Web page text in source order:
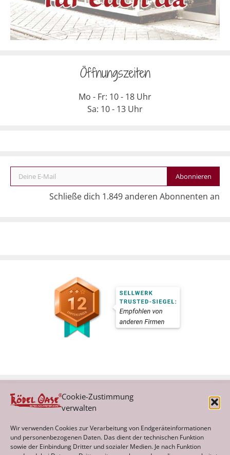
Cookie-Zustimmung
verwalten
Wir verwenden Cookies zur Verarbeitung von Endgeräteinformationen
und personenbezogenen Daten. Das dient der technischen Funktion
sowie der Einbindung Dritter und sozialer Medien. Je nach Funktion
Öffnungszeiten
Mo - Fr: 10 - 18 Uhr
Sa: 10 - 13 Uhr
Deine E-Mail
Abonnieren
Schließe dich 1.849 anderen Abonnenten an